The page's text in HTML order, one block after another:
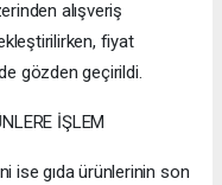
alışveriş
fiyat
gözden geçirildi.
İŞLEM
ise gıda ürünlerinin son